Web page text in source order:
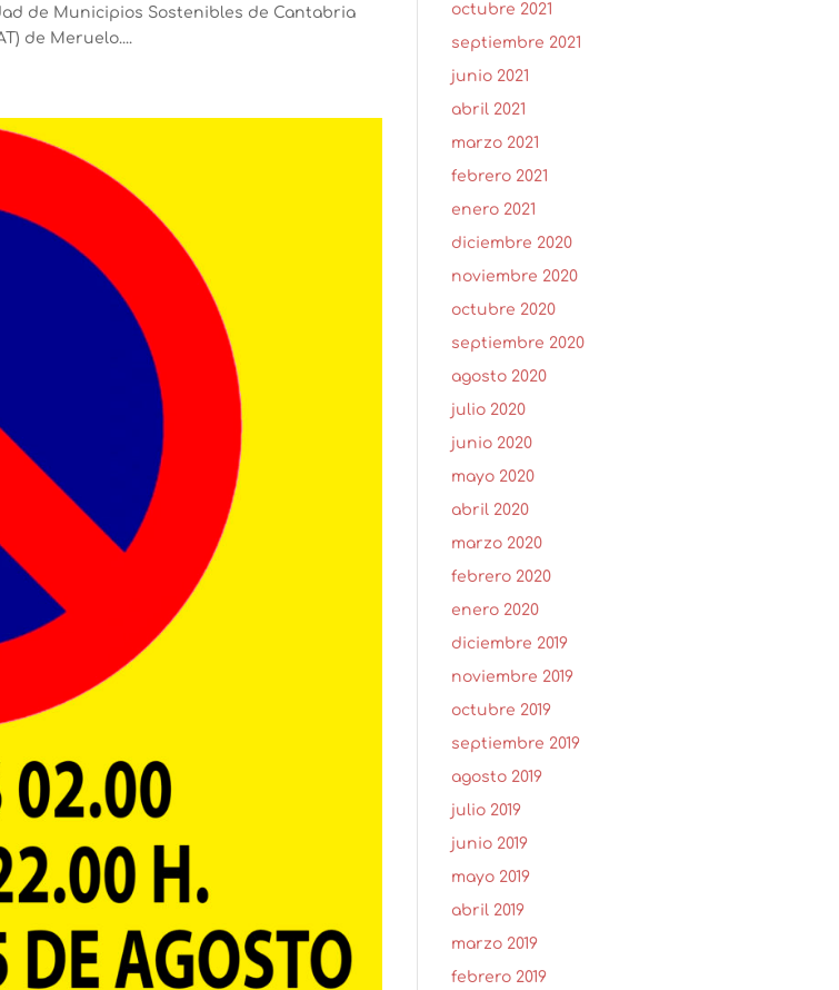
de Municipios Sostenibles de Cantabria
de Meruelo....
octubre 2021
septiembre 2021
junio 2021
abril 2021
marzo 2021
febrero 2021
enero 2021
diciembre 2020
noviembre 2020
octubre 2020
septiembre 2020
agosto 2020
julio 2020
junio 2020
mayo 2020
abril 2020
marzo 2020
febrero 2020
enero 2020
diciembre 2019
noviembre 2019
octubre 2019
septiembre 2019
agosto 2019
julio 2019
junio 2019
mayo 2019
abril 2019
marzo 2019
febrero 2019